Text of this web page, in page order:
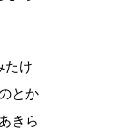
たけ
とか
きら